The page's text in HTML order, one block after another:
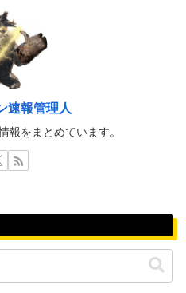
速報管理人
報をまとめています。